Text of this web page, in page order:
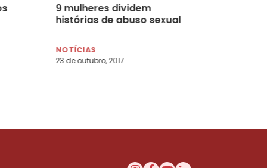
9 mulheres dividem
histórias de abuso sexual
NOTÍCIAS
23 de outubro, 2017